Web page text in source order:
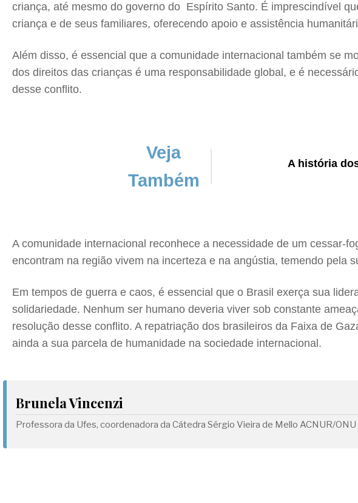
criança, até mesmo do governo do Espírito Santo. É imprescindível
criança e de seus familiares, oferecendo apoio e assistência
Além disso, é essencial que a comunidade internacional também se
dos direitos das crianças é uma responsabilidade global, e é
desse conflito.
Veja
Também
A história
A comunidade internacional reconhece a necessidade de um cessar-
encontram na região vivem na incerteza e na angústia, temendo pela
Em tempos de guerra e caos, é essencial que o Brasil exerça sua
solidariedade. Nenhum ser humano deveria viver sob constante
resolução desse conflito. A repatriação dos brasileiros da Faixa de
ainda a sua parcela de humanidade na sociedade internacional.
Brunela Vincenzi
Professora da Ufes, coordenadora da Cátedra Sérgio Vieira de Mello ACNUR/